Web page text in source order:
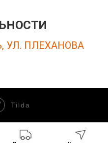
УЛ. ПЛЕХАНОВА
Tilda